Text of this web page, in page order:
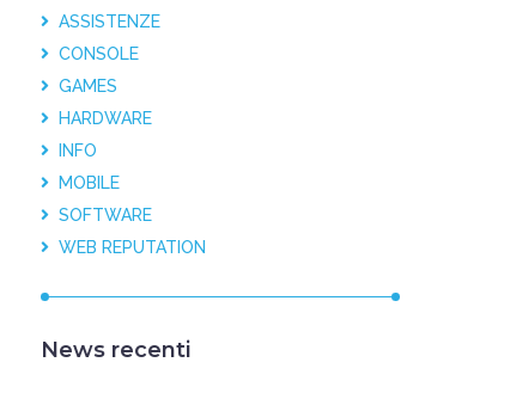
ASSISTENZE
CONSOLE
GAMES
HARDWARE
INFO
MOBILE
SOFTWARE
WEB REPUTATION
News recenti